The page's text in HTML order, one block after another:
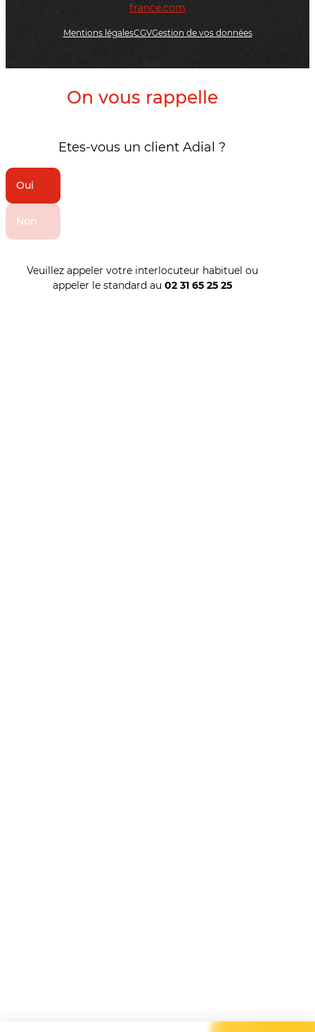
france.com
Mentions légalesCGVGestion de vos données
On vous rappelle
Etes-vous un client Adial ?
Oui
Non
Veuillez appeler votre interlocuteur habituel ou
appeler le standard au 02 31 65 25 25